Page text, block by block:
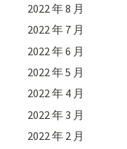
2022 年 8 月
2022 年 7 月
2022 年 6 月
2022 年 5 月
2022 年 4 月
2022 年 3 月
2022 年 2 月